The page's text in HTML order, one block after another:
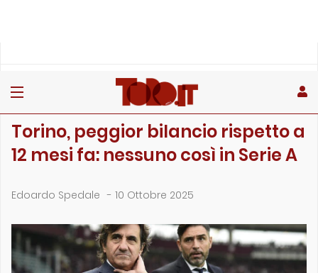
Torino, peggior bilancio rispetto a
12 mesi fa: nessuno così in Serie A
Edoardo Spedale - 10 Ottobre 2025